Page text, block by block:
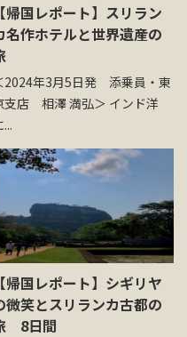
【帰国レポート】スリラン
名作ホテルと世界遺産の
2024年3月5日発 添乗員・東
支店 相澤 満弘＞ インド洋
...
【帰国レポート】シギリヤ
微笑とスリランカ古都の
8日間